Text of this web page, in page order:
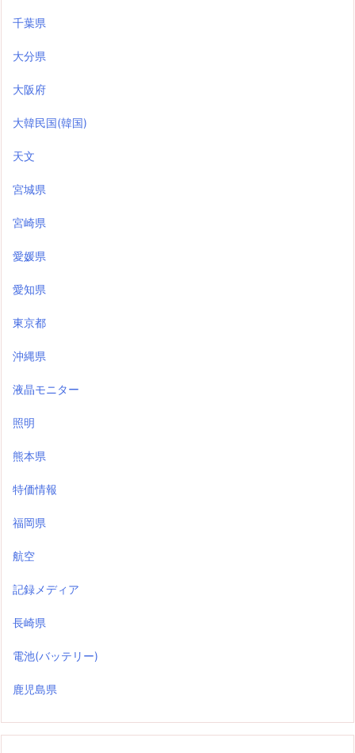
千葉県
大分県
大阪府
大韓民国(韓国)
天文
宮城県
宮崎県
愛媛県
愛知県
東京都
沖縄県
液晶モニター
照明
熊本県
特価情報
福岡県
航空
記録メディア
長崎県
電池(バッテリー)
鹿児島県